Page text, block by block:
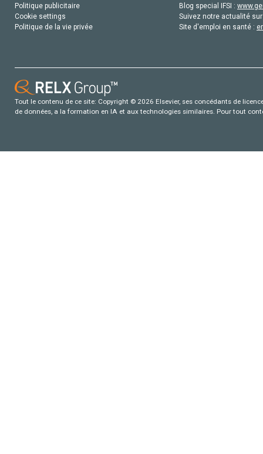
Politique publicitaire
Cookie settings
Politique de la vie privée
Blog special IFSI :
Suivez notre actualité
Site d'emploi en santé :
Tout le contenu de ce site: Copyright © 2026 Elsevier, ses concédants de
de données, a la formation en IA et aux technologies similaires. Pour tout